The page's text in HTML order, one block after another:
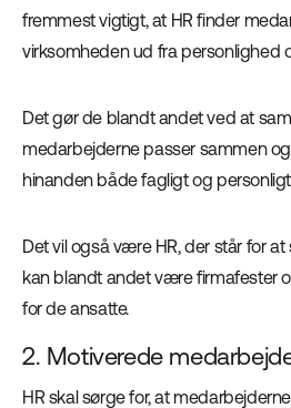
fremmest vigtigt, at HR finder
virksomheden ud fra personlighed
Det gør de blandt andet ved at
medarbejderne passer sammen
hinanden både fagligt og
Det vil også være HR, der står for at
kan blandt andet være firmafester
for de ansatte.
2. Motiverede
HR skal sørge for, at